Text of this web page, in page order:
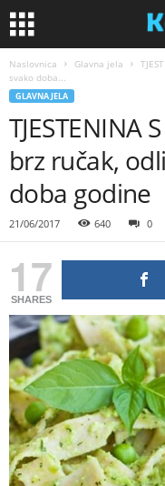
Naslovnica Glavna jela
svako doba...
GLAVNA JELA
TJESTENINA
brz ručak,
doba godine
21/06/2017 640 0
17
SHARES